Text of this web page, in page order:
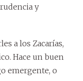
y
a los Zacarías,
Hace un buen
emergente, o